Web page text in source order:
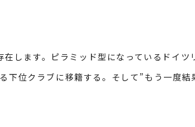
します。ピラミッド型になっているドイ
下位クラブに移籍する。そして”もう一度